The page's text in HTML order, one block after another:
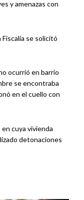
y amenazas con
se solicitó
ocurrió en barrio
se encontraba
en el cuello con
cuya vivienda
detonaciones